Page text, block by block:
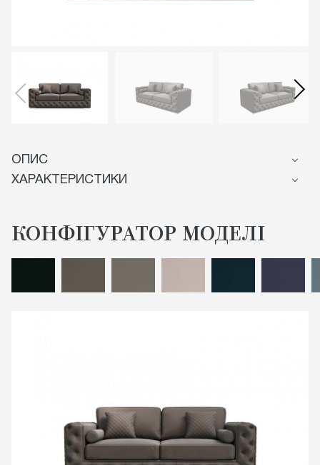
ОПИС
ХАРАКТЕРИСТИКИ
КОНФIГУРАТОР МОДЕЛI